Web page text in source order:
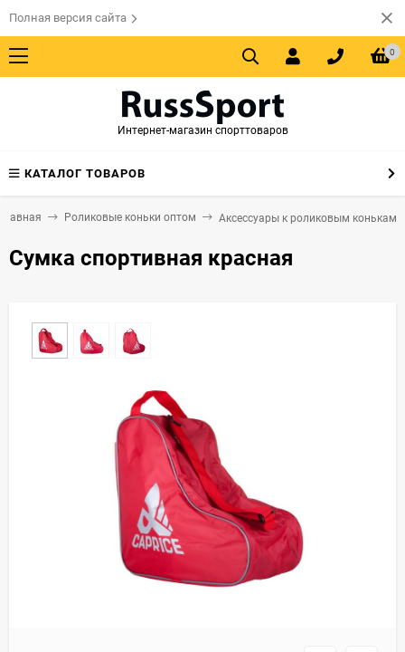
Полная версия сайта
0
Интернет-магазин спорттоваров
КАТАЛОГ ТОВАРОВ
Роликовые коньки оптом Аксессуары к роликовым конькам
Сумка спортивная красная